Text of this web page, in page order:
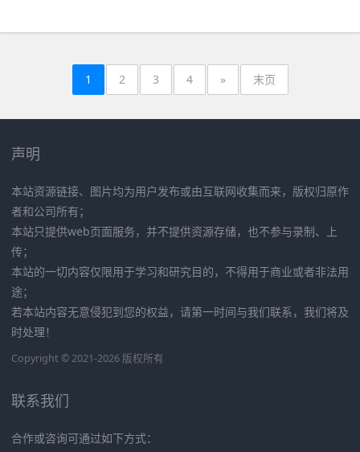
1 2 3 4 » 末页
声明
本站资源链接、图片均为用户发布或由互联网收集而来，版权归原作
者和公司所有；
本站只提供web页面服务，并不提供资源存储，也不参与录制、上
传；
本站的一切内容仅限用于学习和研究目的，不得用于商业或者非法用
途；
若本站内容无意侵犯到您的权益，请第一时间与我们联系，我们将及
时处理！
Copyright © 2021-2026 版权所有
联系我们
合作或咨询可通过如下方式：